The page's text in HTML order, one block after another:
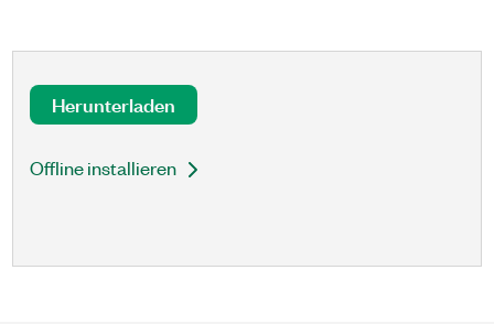
Herunterladen
Offline installieren